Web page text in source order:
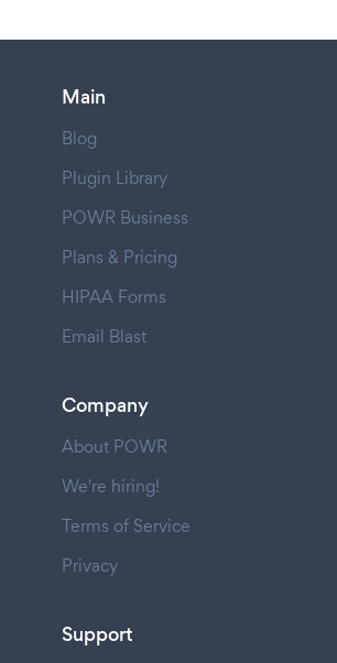
Main
Blog
Plugin Library
POWR Business
Plans & Pricing
HIPAA Forms
Email Blast
Company
About POWR
We're hiring!
Terms of Service
Privacy
Support